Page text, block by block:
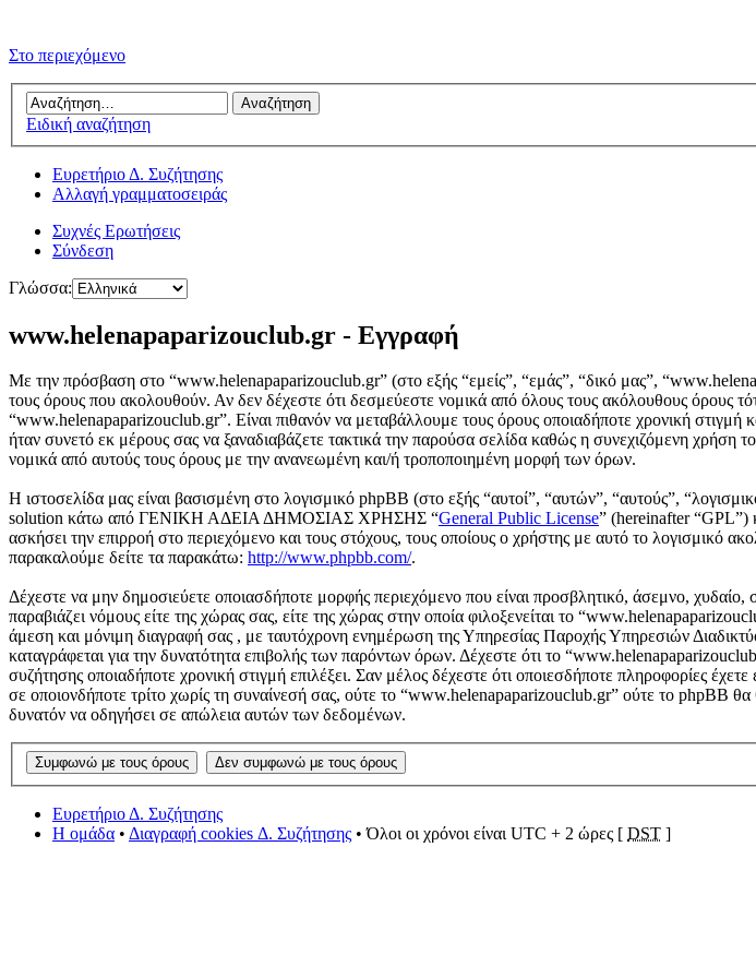
Στο περιεχόμενο
Ειδική αναζήτηση
Ευρετήριο Δ. Συζήτησης
Αλλαγή γραμματοσειράς
Συχνές Ερωτήσεις
Σύνδεση
Γλώσσα:
www.helenapaparizouclub.gr - Εγγραφή
Με την πρόσβαση στο “www.helenapaparizouclub.gr” (στο εξής “εμείς”, “εμάς”, “δικό μας”,
τους όρους που ακολουθούν. Αν δεν δέχεστε ότι δεσμεύεστε νομικά από όλους τους ακόλουθους όρους
“www.helenapaparizouclub.gr”. Είναι πιθανόν να μεταβάλλουμε τους όρους οποιαδήποτε χρονική
ήταν συνετό εκ μέρους σας να ξαναδιαβάζετε τακτικά την παρούσα σελίδα καθώς η συνεχιζόμενη χρήση
νομικά από αυτούς τους όρους με την ανανεωμένη και/ή τροποποιημένη μορφή των όρων.
Η ιστοσελίδα μας είναι βασισμένη στο λογισμικό phpBB (στο εξής “αυτοί”, “αυτών”, “αυτούς”,
solution κάτω από ΓΕΝΙΚΗ ΑΔΕΙΑ ΔΗΜΟΣΙΑΣ ΧΡΗΣΗΣ “General Public License” (hereinafter “GPL”)
ασκήσει την επιρροή στο περιεχόμενο και τους στόχους, τους οποίους ο χρήστης με αυτό το λογισμικό
παρακαλούμε δείτε τα παρακάτω: http://www.phpbb.com/.
Δέχεστε να μην δημοσιεύετε οποιασδήποτε μορφής περιεχόμενο που είναι προσβλητικό, άσεμνο,
παραβιάζει νόμους είτε της χώρας σας, είτε της χώρας στην οποία φιλοξενείται το
άμεση και μόνιμη διαγραφή σας , με ταυτόχρονη ενημέρωση της Υπηρεσίας Παροχής Υπηρεσιών
καταγράφεται για την δυνατότητα επιβολής των παρόντων όρων. Δέχεστε ότι το
συζήτησης οποιαδήποτε χρονική στιγμή επιλέξει. Σαν μέλος δέχεστε ότι οποιεσδήποτε πληροφορίες
σε οποιονδήποτε τρίτο χωρίς τη συναίνεσή σας, ούτε το “www.helenapaparizouclub.gr” ούτε το phpBB
δυνατόν να οδηγήσει σε απώλεια αυτών των δεδομένων.
Ευρετήριο Δ. Συζήτησης
Η ομάδα • Διαγραφή cookies Δ. Συζήτησης • Όλοι οι χρόνοι είναι UTC + 2 ώρες [ DST ]